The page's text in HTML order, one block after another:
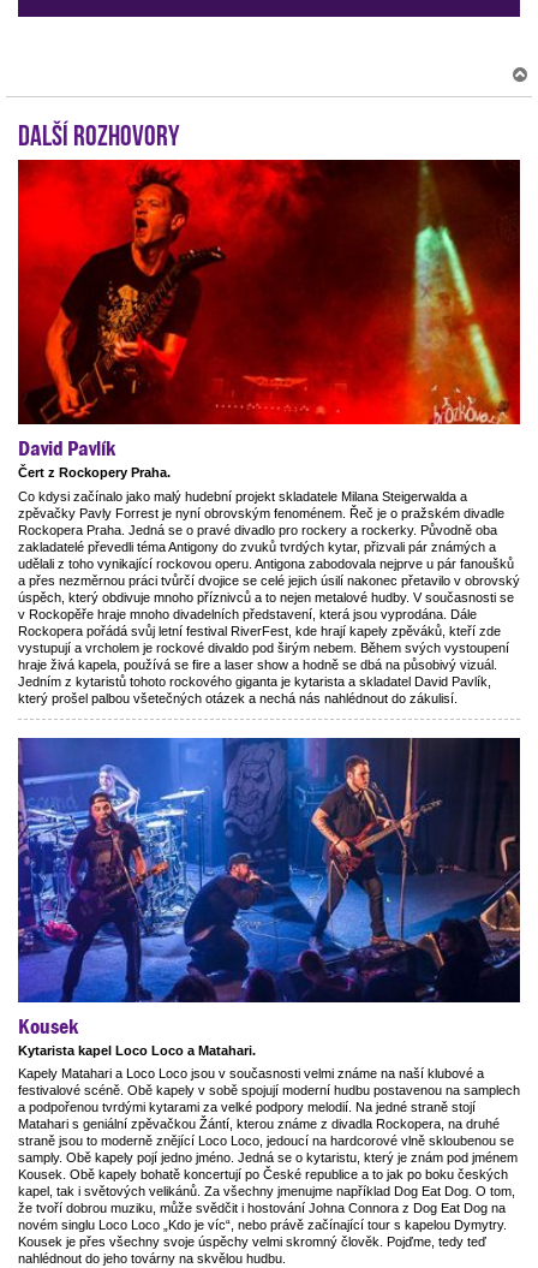
Další rozhovory
David Pavlík
Čert z Rockopery Praha.
Co kdysi začínalo jako malý hudební projekt skladatele Milana Steigerwalda a
zpěvačky Pavly Forrest je nyní obrovským fenoménem. Řeč je o pražském divadle
Rockopera Praha. Jedná se o pravé divadlo pro rockery a rockerky. Původně oba
zakladatelé převedli téma Antigony do zvuků tvrdých kytar, přizvali pár známých a
udělali z toho vynikající rockovou operu. Antigona zabodovala nejprve u pár fanoušků
a přes nezměrnou práci tvůrčí dvojice se celé jejich úsilí nakonec přetavilo v obrovský
úspěch, který obdivuje mnoho příznivců a to nejen metalové hudby. V současnosti se
v Rockopěře hraje mnoho divadelních představení, která jsou vyprodána. Dále
Rockopera pořádá svůj letní festival RiverFest, kde hrají kapely zpěváků, kteří zde
vystupují a vrcholem je rockové divaldo pod širým nebem. Během svých vystoupení
hraje živá kapela, používá se fire a laser show a hodně se dbá na působivý vizuál.
Jedním z kytaristů tohoto rockového giganta je kytarista a skladatel David Pavlík,
který prošel palbou všetečných otázek a nechá nás nahlédnout do zákulisí.
Kousek
Kytarista kapel Loco Loco a Matahari.
Kapely Matahari a Loco Loco jsou v současnosti velmi známe na naší klubové a
festivalové scéně. Obě kapely v sobě spojují moderní hudbu postavenou na samplech
a podpořenou tvrdými kytarami za velké podpory melodií. Na jedné straně stojí
Matahari s geniální zpěvačkou Žántí, kterou známe z divadla Rockopera, na druhé
straně jsou to moderně znějící Loco Loco, jedoucí na hardcorové vlně skloubenou se
samply. Obě kapely pojí jedno jméno. Jedná se o kytaristu, který je znám pod jménem
Kousek. Obě kapely bohatě koncertují po České republice a to jak po boku českých
kapel, tak i světových velikánů. Za všechny jmenujme například Dog Eat Dog. O tom,
že tvoří dobrou muziku, může svědčit i hostování Johna Connora z Dog Eat Dog na
novém singlu Loco Loco „Kdo je víc“, nebo právě začínající tour s kapelou Dymytry.
Kousek je přes všechny svoje úspěchy velmi skromný člověk. Pojďme, tedy teď
nahlédnout do jeho továrny na skvělou hudbu.